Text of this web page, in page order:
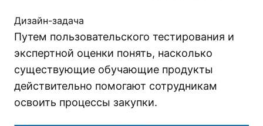
Дизайн-задача
Путем пользовательского тестирования и
экспертной оценки понять, насколько
существующие обучающие продукты
действительно помогают сотрудникам
освоить процессы закупки.